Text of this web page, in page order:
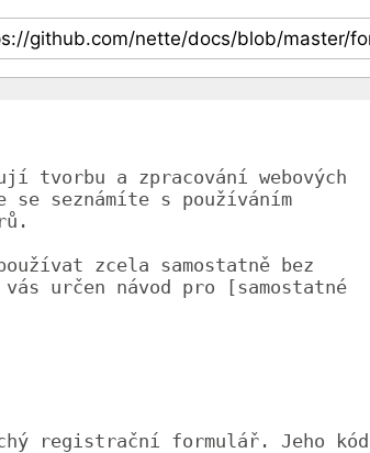
tvorbu a zpracování webových
seznámíte s používáním
zcela samostatně bez
určen návod pro [samostatné
registrační formulář. Jeho kód